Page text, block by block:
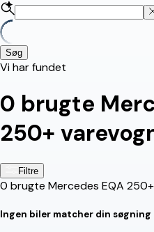
Søg
Vi har fundet
0 brugte
250+
Filtre
0 brugte Mercedes EQA
Ingen biler matcher din søgning